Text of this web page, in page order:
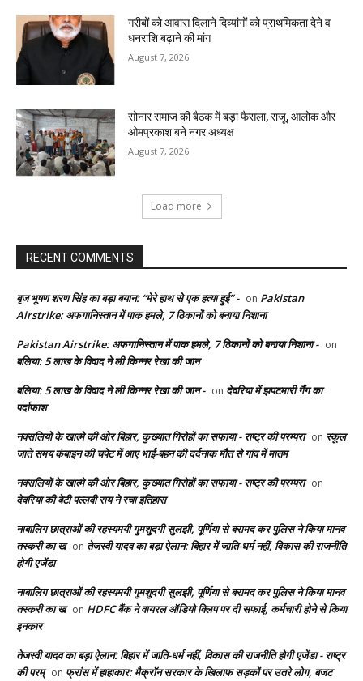
गरीबों को आवास दिलाने दिव्यांगों को प्राथमिकता देने व
धनराशि बढ़ाने की मांग
August 7, 2026
सोनार समाज की बैठक में बड़ा फैसला, राजू, आलोक और
ओमप्रकाश बने नगर अध्यक्ष
August 7, 2026
Load more
RECENT COMMENTS
बृज भूषण शरण सिंह का बड़ा बयान: “मेरे हाथ से एक हत्या हुई” - on Pakistan
Airstrike: अफगानिस्तान में पाक हमले, 7 ठिकानों को बनाया निशाना
Pakistan Airstrike: अफगानिस्तान में पाक हमले, 7 ठिकानों को बनाया निशाना - on
बलिया: 5 लाख के विवाद ने ली किन्नर रेखा की जान
बलिया: 5 लाख के विवाद ने ली किन्नर रेखा की जान - on देवरिया में झपटमारी गैंग का
पर्दाफाश
नक्सलियों के खात्मे की ओर बिहार, कुख्यात गिरोहों का सफाया - राष्ट्र की परम्परा on स्कूल
जाते समय कंबाइन की चपेट में आए भाई-बहन की दर्दनाक मौत से गांव में मातम
नक्सलियों के खात्मे की ओर बिहार, कुख्यात गिरोहों का सफाया - राष्ट्र की परम्परा on
देवरिया की बेटी पल्लवी राय ने रचा इतिहास
नाबालिग छात्राओं की रहस्यमयी गुमशुदगी सुलझी, पूर्णिया से बरामद कर पुलिस ने किया मानव
तस्करी का ख on तेजस्वी यादव का बड़ा ऐलान: बिहार में जाति-धर्म नहीं, विकास की राजनीति
होगी एजेंडा
नाबालिग छात्राओं की रहस्यमयी गुमशुदगी सुलझी, पूर्णिया से बरामद कर पुलिस ने किया मानव
तस्करी का ख on HDFC बैंक ने वायरल ऑडियो क्लिप पर दी सफाई, कर्मचारी होने से किया
इनकार
तेजस्वी यादव का बड़ा ऐलान: बिहार में जाति-धर्म नहीं, विकास की राजनीति होगी एजेंडा - राष्ट्र
की परम् on फ्रांस में हाहाकार: मैक्रॉन सरकार के खिलाफ सड़कों पर उतरे लोग, बजट